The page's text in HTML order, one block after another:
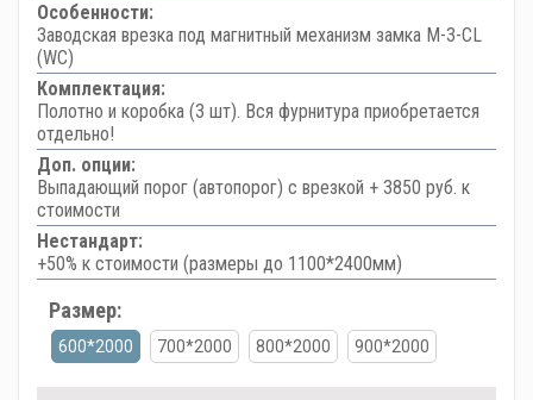
Особенности:
Заводская врезка под магнитный механизм замка M-3-CL
(WC)
Комплектация:
Полотно и коробка (3 шт). Вся фурнитура приобретается
отдельно!
Доп. опции:
Выпадающий порог (автопорог) с врезкой + 3850 руб. к
стоимости
Нестандарт:
+50% к стоимости (размеры до 1100*2400мм)
Размер:
600*2000 700*2000 800*2000 900*2000